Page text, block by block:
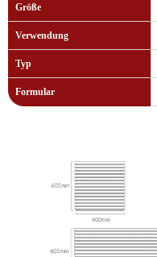
Größe
Verwendung
Typ
Formular